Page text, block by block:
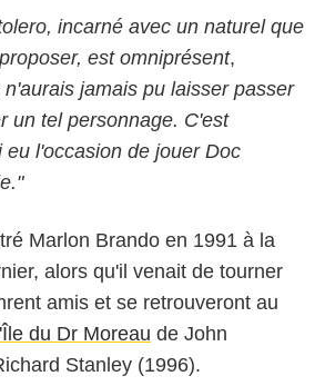
incarné avec un naturel que
est omniprésent,
n'aurais jamais pu laisser passer
un tel personnage. C'est
eu l'occasion de jouer Doc
Marlon Brando en 1991 à la
alors qu'il venait de tourner
amis et se retrouveront au
du Dr Moreau de John
Stanley (1996).